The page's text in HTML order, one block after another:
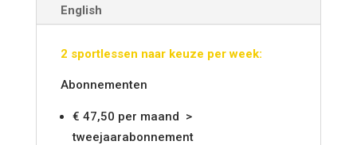
English
2 sportlessen naar keuze per week:
Abonnementen
€ 47,50 per maand >
tweejaarabonnement